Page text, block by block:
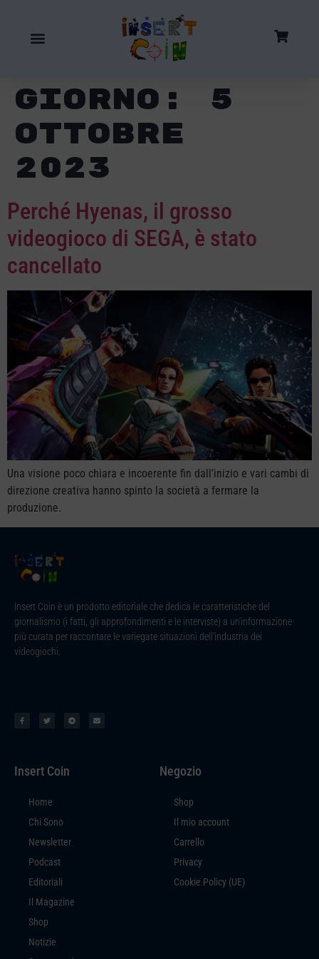
Giorno: 5
Ottobre
2023
Perché Hyenas, il grosso
videogioco di SEGA, è stato
cancellato
Una visione poco chiara e incoerente fin dall’inizio e vari cambi di
direzione creativa hanno spinto la società a fermare la
produzione.
Insert Coin è un prodotto editoriale che dedica le caratteristiche del
giornalismo (i fatti, gli approfondimenti e le interviste) a un’informazione
più curata per raccontare le variegate situazioni dell’industria dei
videogiochi.
Insert Coin
Home
Chi Sono
Newsletter
Podcast
Editoriali
Il Magazine
Shop
Notizie
Negozio
Shop
Il mio account
Carrello
Privacy
Cookie Policy (UE)